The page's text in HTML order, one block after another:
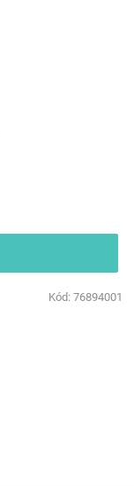
Kód: 76894001